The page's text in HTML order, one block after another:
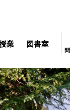
業 図書室